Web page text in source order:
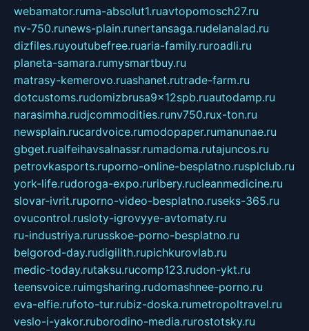
webamator.ruma-absolut1.ruavtopomosch27.ru
nv-750.runews-plain.runertansaga.rudelanalad.ru
dizfiles.ruyoutubefree.ruaria-family.ruroadli.ru
planeta-samara.rumysmartbuy.ru
matrasy-kemerovo.ruashanet.rutrade-farm.ru
dotcustoms.rudomizbrusa9x12spb.ruautodamp.ru
narasimha.rudjcommodities.runv750.rux-ton.ru
newsplain.rucardvoice.rumodopaper.rumanunae.ru
gbget.rualfeihavsalnassr.rumadoma.rutajuncos.ru
petrovkasports.ruporno-online-besplatno.rusplclub.ru
york-life.rudoroga-expo.ruribery.rucleanmedicine.ru
slovar-ivrit.ruporno-video-besplatno.ruseks-365.ru
ovucontrol.rusloty-igrovyye-avtomaty.ru
ru-industriya.rurusskoe-porno-besplatno.ru
belgorod-day.rudigilith.rupichkurovlab.ru
medic-today.rutaksu.rucomp123.rudon-ykt.ru
teensvoice.ruimgsharing.rudomashnee-porno.ru
eva-elfie.rufoto-tur.rubiz-doska.rumetropoltravel.ru
veslo-i-yakor.ruborodino-media.rurostotsky.ru